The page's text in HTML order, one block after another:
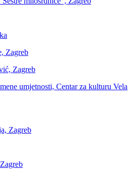
Zagreb
Zagreb
umjetnosti, Centar za kulturu Vela
Zagreb